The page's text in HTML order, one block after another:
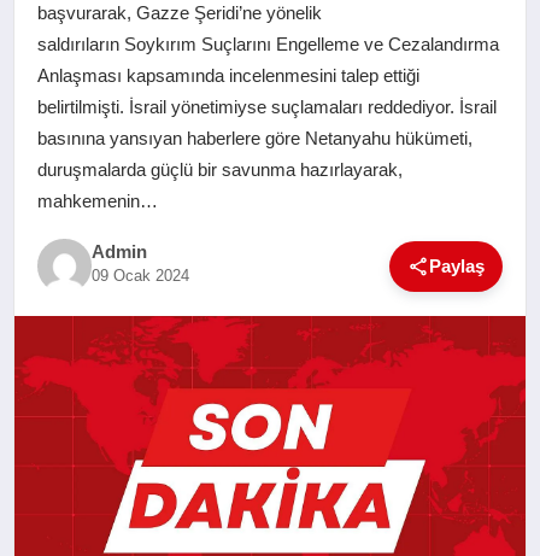
EĞITIM
YAŞAM
SANAT
başvurarak, Gazze Şeridi’ne yönelik
saldırıların Soykırım Suçlarını Engelleme ve Cezalandırma
Anlaşması kapsamında incelenmesini talep ettiği
belirtilmişti. İsrail yönetimiyse suçlamaları reddediyor. İsrail
basınına yansıyan haberlere göre Netanyahu hükümeti,
duruşmalarda güçlü bir savunma hazırlayarak,
mahkemenin…
Admin
09 Ocak 2024 Paylaş